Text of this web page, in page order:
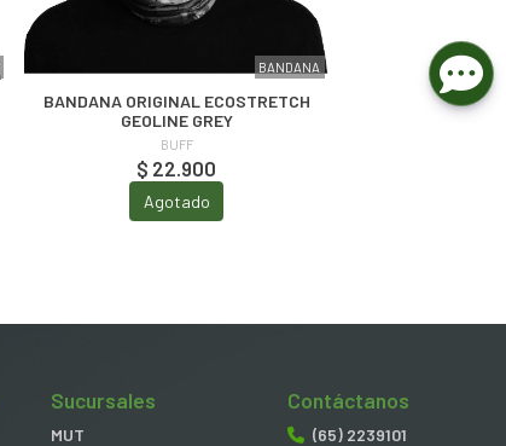
BANDANA
BANDANA ORIGINAL ECOSTRETCH
GEOLINE GREY
BUFF
$ 22.900
Agotado
Sucursales
MUT
Contáctanos
(65) 2239101